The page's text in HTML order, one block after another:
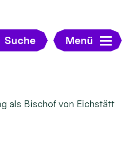
Suche Menü
als Bischof von Eichstätt